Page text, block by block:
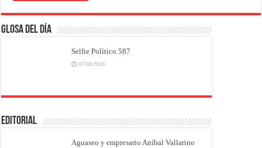
Glosa del Día
Selfie Político 587
07/08/2026
EDITORIAL
Aguaseo y empresario Aníbal Vallarino